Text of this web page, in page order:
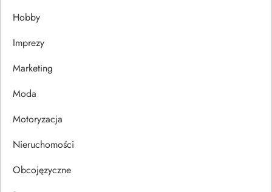
a
w
p
u
Hobby
Imprezy
Marketing
Moda
Motoryzacja
Nieruchomości
Obcojęzyczne